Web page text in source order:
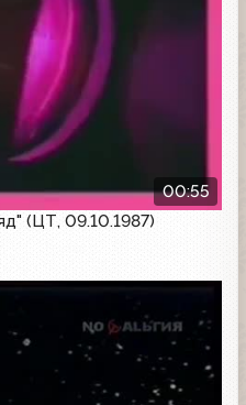
00:55
(ЦТ, 09.10.1987)